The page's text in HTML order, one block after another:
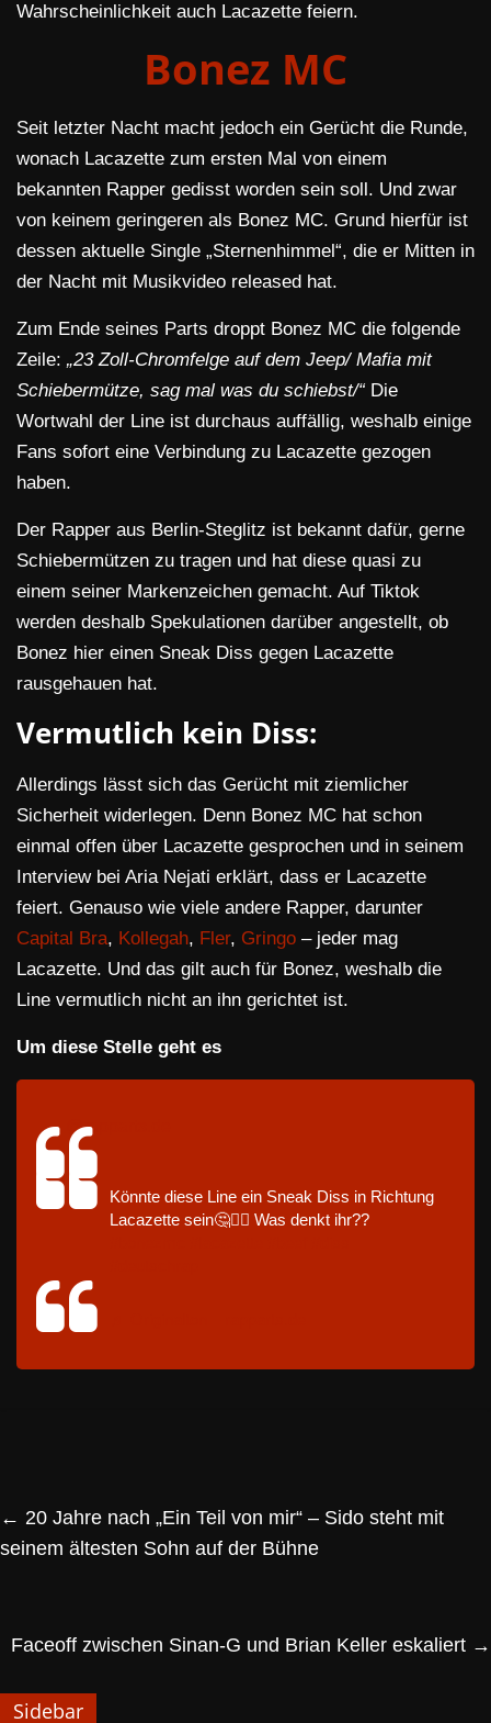
Wahrscheinlichkeit auch Lacazette feiern.
Bonez MC
Seit letzter Nacht macht jedoch ein Gerücht die Runde,
wonach Lacazette zum ersten Mal von einem
bekannten Rapper gedisst worden sein soll. Und zwar
von keinem geringeren als Bonez MC. Grund hierfür ist
dessen aktuelle Single „Sternenhimmel“, die er Mitten in
der Nacht mit Musikvideo released hat.
Zum Ende seines Parts droppt Bonez MC die folgende
Zeile: „23 Zoll-Chromfelge auf dem Jeep/ Mafia mit
Schiebermütze, sag mal was du schiebst/“ Die
Wortwahl der Line ist durchaus auffällig, weshalb einige
Fans sofort eine Verbindung zu Lacazette gezogen
haben.
Der Rapper aus Berlin-Steglitz ist bekannt dafür, gerne
Schiebermützen zu tragen und hat diese quasi zu
einem seiner Markenzeichen gemacht. Auf Tiktok
werden deshalb Spekulationen darüber angestellt, ob
Bonez hier einen Sneak Diss gegen Lacazette
rausgehauen hat.
Vermutlich kein Diss:
Allerdings lässt sich das Gerücht mit ziemlicher
Sicherheit widerlegen. Denn Bonez MC hat schon
einmal offen über Lacazette gesprochen und in seinem
Interview bei Aria Nejati erklärt, dass er Lacazette
feiert. Genauso wie viele andere Rapper, darunter
Capital Bra, Kollegah, Fler, Gringo – jeder mag
Lacazette. Und das gilt auch für Bonez, weshalb die
Line vermutlich nicht an ihn gerichtet ist.
Um diese Stelle geht es
@rapparts.de
Könnte diese Line ein Sneak Diss in Richtung
Lacazette sein🤔🤷‍♂️ Was denkt ihr??
← 20 Jahre nach „Ein Teil von mir“ – Sido steht mit
seinem ältesten Sohn auf der Bühne
Faceoff zwischen Sinan-G und Brian Keller eskaliert →
Sidebar